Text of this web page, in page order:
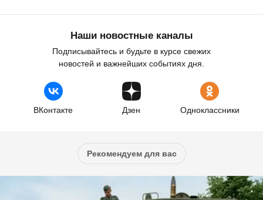
Наши новостные каналы
Подписывайтесь и будьте в курсе свежих
новостей и важнейших событиях дня.
ВКонтакте Дзен Одноклассники
Рекомендуем для вас